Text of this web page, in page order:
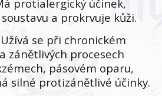
protialergický účinek,
a prokrvuje kůži.
Užívá se při chronickém
zánětlivých procesech
pásovém oparu,
silné protizánětlivé účinky.